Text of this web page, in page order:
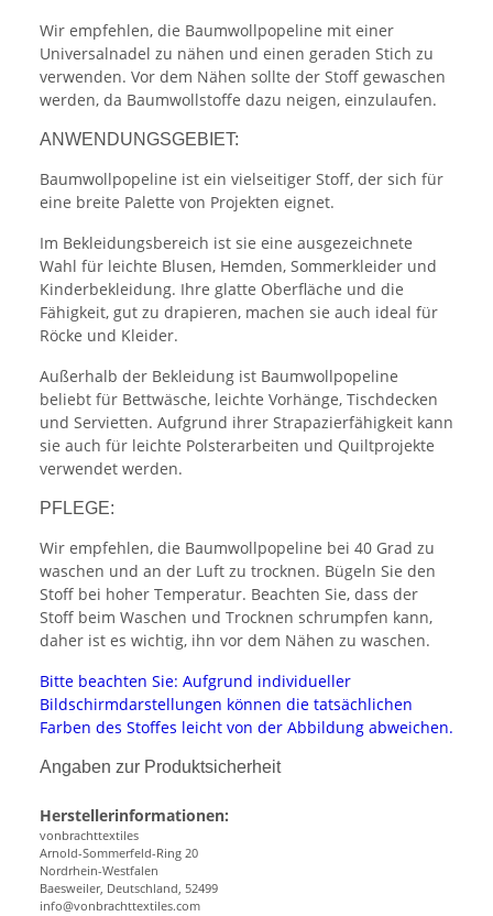
Wir empfehlen, die Baumwollpopeline mit einer
Universalnadel zu nähen und einen geraden Stich zu
verwenden. Vor dem Nähen sollte der Stoff gewaschen
werden, da Baumwollstoffe dazu neigen, einzulaufen.
ANWENDUNGSGEBIET:
Baumwollpopeline ist ein vielseitiger Stoff, der sich für
eine breite Palette von Projekten eignet.
Im Bekleidungsbereich ist sie eine ausgezeichnete
Wahl für leichte Blusen, Hemden, Sommerkleider und
Kinderbekleidung. Ihre glatte Oberfläche und die
Fähigkeit, gut zu drapieren, machen sie auch ideal für
Röcke und Kleider.
Außerhalb der Bekleidung ist Baumwollpopeline
beliebt für Bettwäsche, leichte Vorhänge, Tischdecken
und Servietten. Aufgrund ihrer Strapazierfähigkeit kann
sie auch für leichte Polsterarbeiten und Quiltprojekte
verwendet werden.
PFLEGE:
Wir empfehlen, die Baumwollpopeline bei 40 Grad zu
waschen und an der Luft zu trocknen. Bügeln Sie den
Stoff bei hoher Temperatur. Beachten Sie, dass der
Stoff beim Waschen und Trocknen schrumpfen kann,
daher ist es wichtig, ihn vor dem Nähen zu waschen.
Bitte beachten Sie: Aufgrund individueller
Bildschirmdarstellungen können die tatsächlichen
Farben des Stoffes leicht von der Abbildung abweichen.
Angaben zur Produktsicherheit
Herstellerinformationen:
vonbrachttextiles
Arnold-Sommerfeld-Ring 20
Nordrhein-Westfalen
Baesweiler, Deutschland, 52499
info@vonbrachttextiles.com